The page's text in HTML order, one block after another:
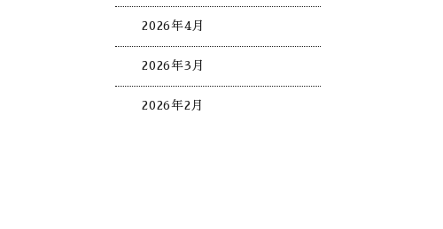
2026年4月
2026年3月
2026年2月